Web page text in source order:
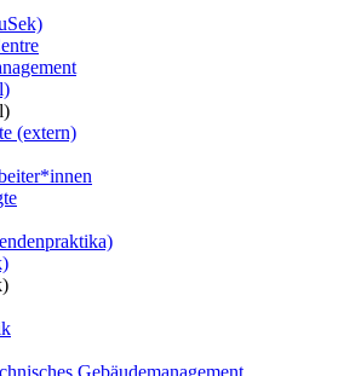
(extern)
Gebäudemanagement